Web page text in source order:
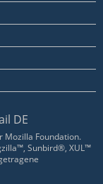
DE
Mozilla Foundation.
Sunbird®, XUL™